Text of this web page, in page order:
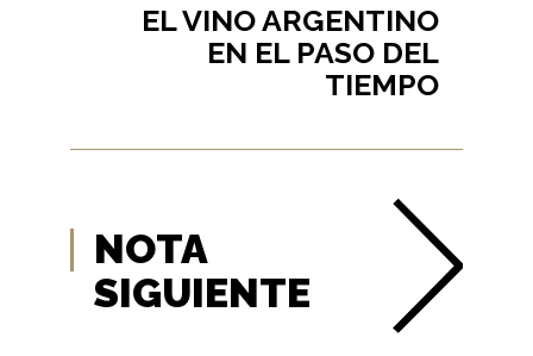
EL VINO ARGENTINO
EN EL PASO DEL
TIEMPO
NOTA
SIGUIENTE